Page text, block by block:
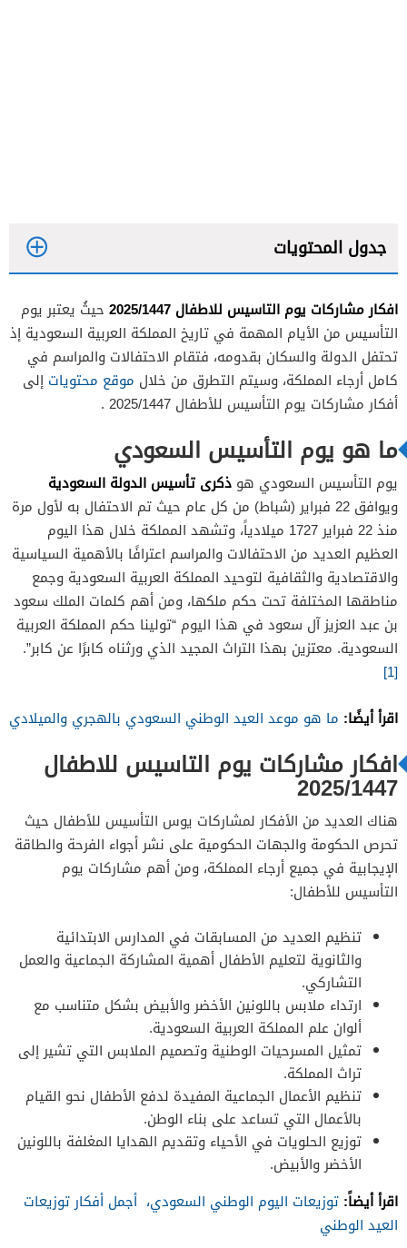
جدول المحتويات
افكار مشاركات يوم التاسيس للاطفال 2025/1447
حيثُ يعتبر يوم
التأسيس من الأيام المهمة في تاريخ المملكة العربية السعودية إذ
تحتفل الدولة والسكان بقدومه، فتقام الاحتفالات والمراسم في
كامل أرجاء المملكة، وسيتم التطرق من خلال موقع محتويات إلى
أفكار مشاركات يوم التأسيس للأطفال 2025/1447 .
ما هو يوم التأسيس السعودي
يوم التأسيس السعودي هو ذكرى تأسيس الدولة السعودية
ويوافق 22 فبراير (شباط) من كل عام حيث تم الاحتفال به لأول مرة
منذ 22 فبراير 1727 ميلادياً، وتشهد المملكة خلال هذا اليوم
العظيم العديد من الاحتفالات والمراسم اعترافًا بالأهمية السياسية
والاقتصادية والثقافية لتوحيد المملكة العربية السعودية وجمع
مناطقها المختلفة تحت حكم ملكها، ومن أهم كلمات الملك سعود
بن عبد العزيز آل سعود في هذا اليوم “تولينا حكم المملكة العربية
السعودية. معتزين بهذا التراث المجيد الذي ورثناه كابرًا عن كابر”.
[1]
اقرأ أيضًا: ما هو موعد العيد الوطني السعودي بالهجري والميلادي
افكار مشاركات يوم التاسيس للاطفال
2025/1447
هناك العديد من الأفكار لمشاركات يوس التأسيس للأطفال حيث
تحرص الحكومة والجهات الحكومية على نشر أجواء الفرحة والطاقة
الإيجابية في جميع أرجاء المملكة، ومن أهم مشاركات يوم
التأسيس للأطفال:
تنظيم العديد من المسابقات في المدارس الابتدائية
والثانوية لتعليم الأطفال أهمية المشاركة الجماعية والعمل
التشاركي.
ارتداء ملابس باللونين الأخضر والأبيض بشكل متناسب مع
ألوان علم المملكة العربية السعودية.
تمثيل المسرحيات الوطنية وتصميم الملابس التي تشير إلى
تراث المملكة.
تنظيم الأعمال الجماعية المفيدة لدفع الأطفال نحو القيام
بالأعمال التي تساعد على بناء الوطن.
توزيع الحلويات في الأحياء وتقديم الهدايا المغلفة باللونين
الأخضر والأبيض.
اقرأ أيضاً: توزيعات اليوم الوطني السعودي، أجمل أفكار توزيعات
العيد الوطني